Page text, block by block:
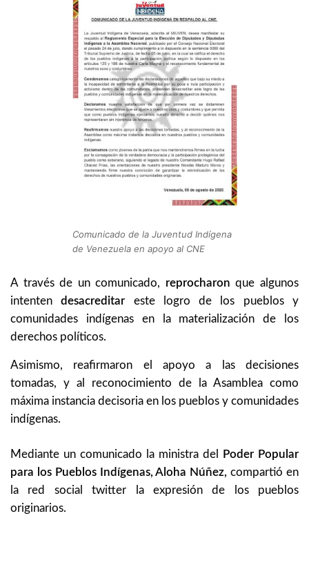
Comunicado de la Juventud Indígena
de Venezuela en apoyo al CNE
A través de un comunicado, reprocharon que algunos
intentendesacreditareste logro de los pueblos y
comunidades indígenas en la materialización de los
derechos políticos.
Asimismo, reafirmaron el apoyo a las decisiones
tomadas, y al reconocimiento de la Asamblea como
máxima instancia decisoria en los pueblos y comunidades
indígenas.
Mediante un comunicado la ministra del
Poder Popular
para los Pueblos Indígenas, Aloha Núñez, compartió en
la red social twitter la expresión de los pueblos
originarios.